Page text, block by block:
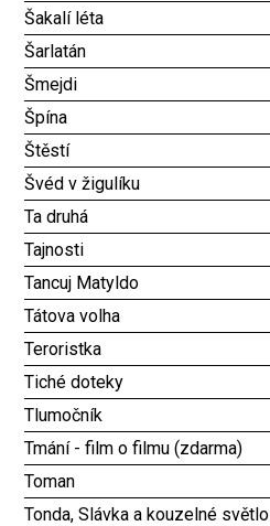
Šakalí léta
Šarlatán
Šmejdi
Špína
Štěstí
Švéd v žigulíku
Ta druhá
Tajnosti
Tancuj Matyldo
Tátova volha
Teroristka
Tiché doteky
Tlumočník
Tmání - film o filmu (zdarma)
Toman
Tonda, Slávka a kouzelné světlo